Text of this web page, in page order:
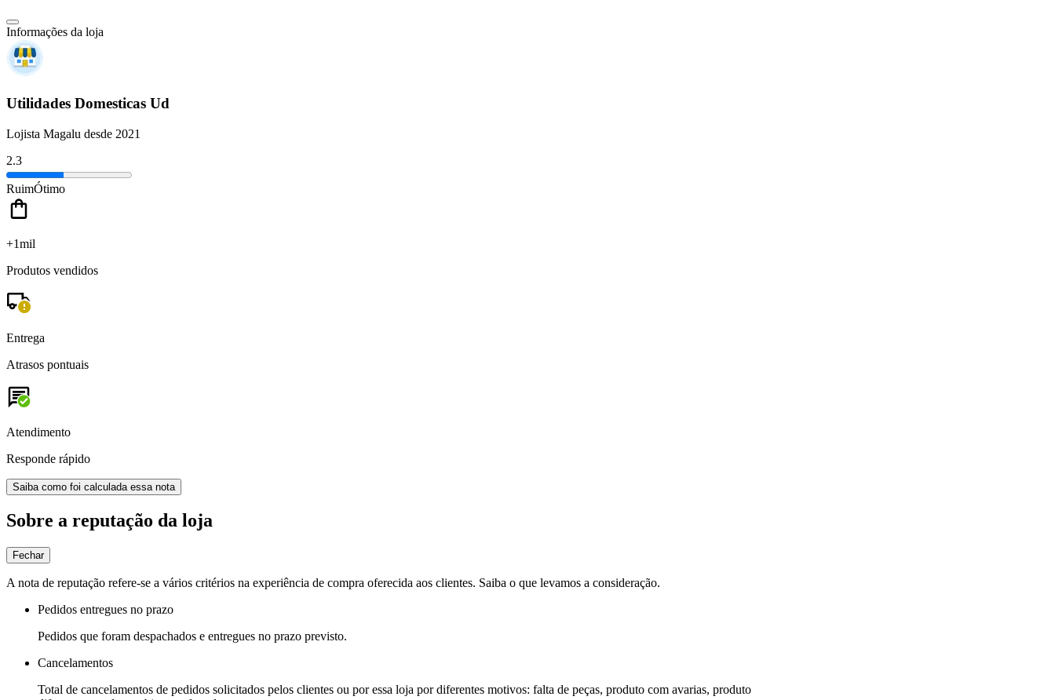
Informações da loja
Utilidades Domesticas Ud
Lojista Magalu desde 2021
2.3
RuimÓtimo
+1mil
Produtos vendidos
Entrega
Atrasos pontuais
Atendimento
Responde rápido
Saiba como foi calculada essa nota
Sobre a reputação da loja
Fechar
A nota de reputação refere-se a vários critérios na experiência de compra oferecida aos clientes. Saiba o que levamos a consideração.
Pedidos entregues no prazo
Pedidos que foram despachados e entregues no prazo previsto.
Cancelamentos
Total de cancelamentos de pedidos solicitados pelos clientes ou por essa loja por diferentes motivos: falta de peças, produto com avarias, produto